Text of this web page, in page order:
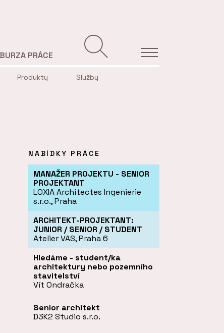
Produkty Služby
BURZA PRÁCE
NABÍDKY PRÁCE
MANAŽER PROJEKTU - SENIOR
PROJEKTANT
LOXIA Architectes Ingenierie
s.r.o., Praha
ARCHITEKT-PROJEKTANT:
JUNIOR / SENIOR / STUDENT
Atelier VAS, Praha 6
Hledáme - student/ka
architektury nebo pozemního
stavitelství
Vít Ondračka
Senior architekt
D3K2 Studio s.r.o.